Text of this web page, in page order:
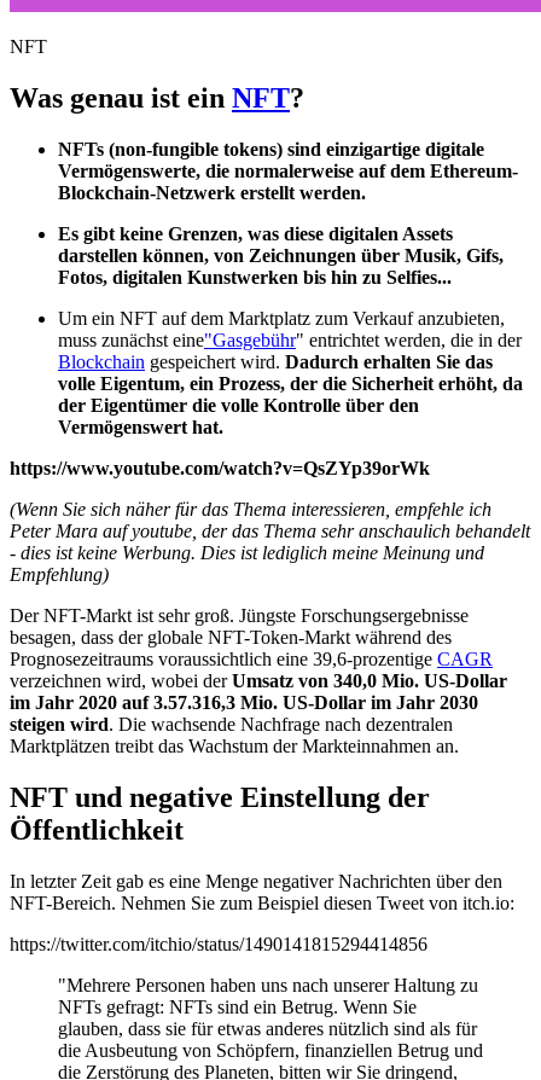
NFT
Was genau ist ein NFT?
NFTs (non-fungible tokens) sind einzigartige digitale
Vermögenswerte, die normalerweise auf dem Ethereum-
Blockchain-Netzwerk erstellt werden.
Es gibt keine Grenzen, was diese digitalen Assets
darstellen können, von Zeichnungen über Musik, Gifs,
Fotos, digitalen Kunstwerken bis hin zu Selfies...
Um ein NFT auf dem Marktplatz zum Verkauf anzubieten,
muss zunächst eine"Gasgebühr" entrichtet werden, die in der
Blockchain gespeichert wird. Dadurch erhalten Sie das
volle Eigentum, ein Prozess, der die Sicherheit erhöht, da
der Eigentümer die volle Kontrolle über den
Vermögenswert hat.
https://www.youtube.com/watch?v=QsZYp39orWk
(Wenn Sie sich näher für das Thema interessieren, empfehle ich
Peter Mara auf youtube, der das Thema sehr anschaulich behandelt
- dies ist keine Werbung. Dies ist lediglich meine Meinung und
Empfehlung)
Der NFT-Markt ist sehr groß. Jüngste Forschungsergebnisse
besagen, dass der globale NFT-Token-Markt während des
Prognosezeitraums voraussichtlich eine 39,6-prozentige CAGR
verzeichnen wird, wobei derUmsatz von 340,0 Mio. US-Dollar
im Jahr 2020 auf 3.57.316,3 Mio. US-Dollar im Jahr 2030
steigen wird. Die wachsende Nachfrage nach dezentralen
Marktplätzen treibt das Wachstum der Markteinnahmen an.
NFT und negative Einstellung der
Öffentlichkeit
In letzter Zeit gab es eine Menge negativer Nachrichten über den
NFT-Bereich. Nehmen Sie zum Beispiel diesen Tweet von itch.io:
https://twitter.com/itchio/status/1490141815294414856
"Mehrere Personen haben uns nach unserer Haltung zu
NFTs gefragt: NFTs sind ein Betrug. Wenn Sie
glauben, dass sie für etwas anderes nützlich sind als für
die Ausbeutung von Schöpfern, finanziellen Betrug und
die Zerstörung des Planeten, bitten wir Sie dringend,